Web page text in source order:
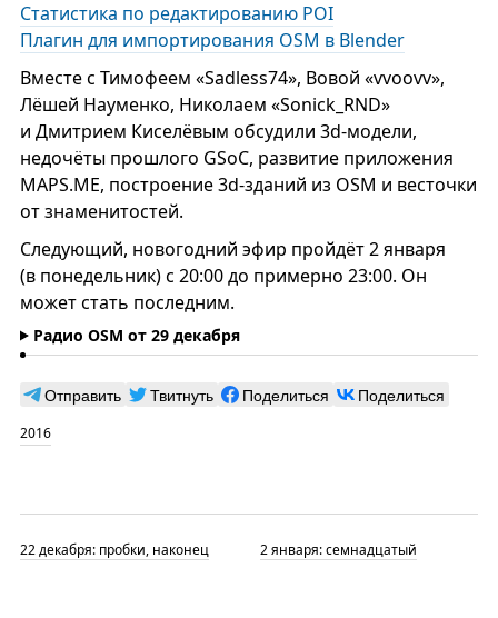
Статистика по редактированию POI
Плагин для импортирования OSM в Blender
Вместе с Тимофеем «Sadless74», Вовой «vvoovv»,
Лёшей Науменко, Николаем «Sonick_RND»
и Дмитрием Киселёвым обсудили 3d-модели,
недочёты прошлого GSoC, развитие приложения
MAPS.ME, построение 3d-зданий из OSM и весточки
от знаменитостей.
Следующий, новогодний эфир пройдёт 2 января
(в понедельник) с 20:00 до примерно 23:00. Он
может стать последним.
Радио OSM от 29 декабря
Отправить Твитнуть Поделиться Поделиться
2016
22 декабря: пробки, наконец 2 января: семнадцатый